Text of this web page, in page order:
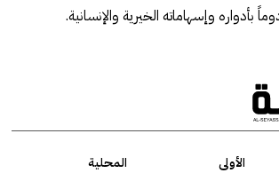
بأدواره وإسهاماته الخيرية والإنسانية.
الأولى
المحلية